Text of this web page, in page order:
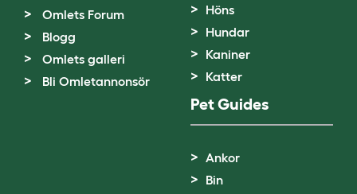
Omlets Forum
Blogg
Omlets galleri
Bli Omletannonsör
Höns
Hundar
Kaniner
Katter
Pet Guides
Ankor
Bin